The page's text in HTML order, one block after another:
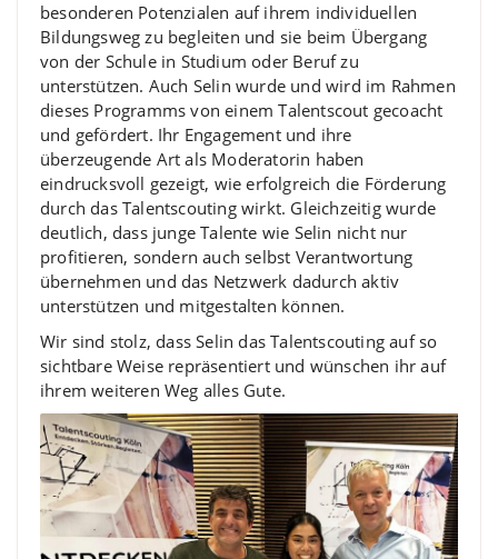
besonderen Potenzialen auf ihrem individuellen
Bildungsweg zu begleiten und sie beim Übergang
von der Schule in Studium oder Beruf zu
unterstützen. Auch Selin wurde und wird im Rahmen
dieses Programms von einem Talentscout gecoacht
und gefördert. Ihr Engagement und ihre
überzeugende Art als Moderatorin haben
eindrucksvoll gezeigt, wie erfolgreich die Förderung
durch das Talentscouting wirkt. Gleichzeitig wurde
deutlich, dass junge Talente wie Selin nicht nur
profitieren, sondern auch selbst Verantwortung
übernehmen und das Netzwerk dadurch aktiv
unterstützen und mitgestalten können.
Wir sind stolz, dass Selin das Talentscouting auf so
sichtbare Weise repräsentiert und wünschen ihr auf
ihrem weiteren Weg alles Gute.